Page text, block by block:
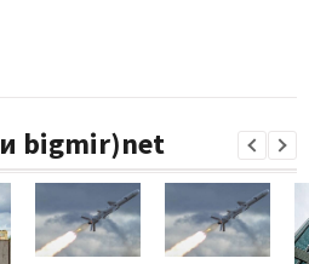
bigmir)net